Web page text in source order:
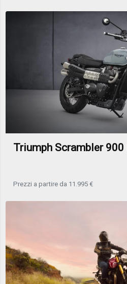
Triumph Scrambler 900
Prezzi a partire da 11.995 €